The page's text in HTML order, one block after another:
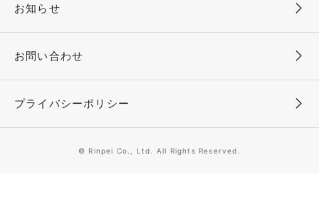
お知らせ
お問い合わせ
プライバシーポリシー
© Rinpei Co., Ltd. All Rights Reserved.